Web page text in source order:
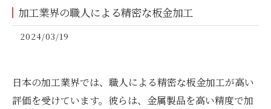
加工業界の職人による精密な板金加工
2024/03/19
日本の加工業界では、職人による精密な板金加工が高い
評価を受けています。彼らは、金属製品を高い精度で加